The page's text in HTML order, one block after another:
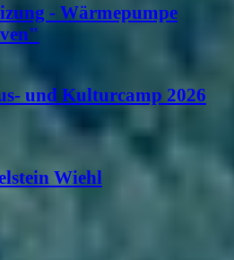
- Wärmepumpe
und Kulturcamp 2026
Wiehl